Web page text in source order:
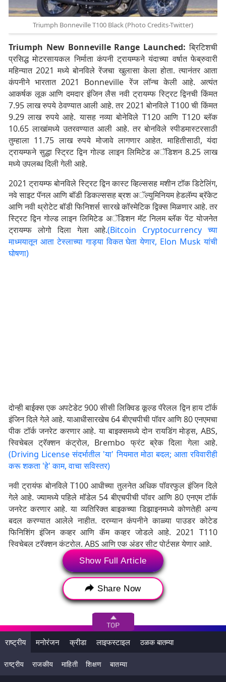
Triumph Bonneville T100 Black (Photo Credits-Twitter)
Triumph New Bonneville Range Launched: ब्रिटिशची
प्रसिद्ध मोटरसायकल निर्माता कंपनी ट्रायम्फने यंदाच्या वर्षात फेब्रुवारी
महिन्यात 2021 मध्ये बोनविले रेंजचा खुलासा केला होता. त्यानंतर आता
कंपनीने भारतात 2021 Bonneville रेंज लॉन्च केली आहे. अत्यंत
आकर्षक लूक आणि दमदार इंजिन लैस नवी ट्रायम्फ स्ट्रिट द्विनची किंमत
7.95 लाख रुपये ठेवण्यात आली आहे. तर 2021 बोनविले T100 ची किंमत
9.29 लाख रुपये आहे. यासह नव्या बोनेविले T120 आणि T120 ब्लॅक
10.65 लाखांमध्ये उतरवण्यात आली आहे. तर बोनविले स्पीडमास्टरसाठी
तुम्हाला 11.75 लाख रुपये मोजावे लागणार आहेत. माहितीसाठी, यंदा
ट्रायम्फने सुद्धा स्ट्रिट द्विन गोल्ड लाइन लिमिटेड अॅडिशन 8.25 लाख
मध्ये उपलब्ध दिली गेली आहे.
2021 ट्रायम्फ बोनविले स्ट्रिट द्विन कास्ट व्हिल्ससह मशीन टॉक डिटेलिंग,
नवे साइट पॅनल आणि बॉडी डिकल्ससह ब्रश अॅल्युमिनियम हेडलॅम्प ब्रॅकेट
आणि नवी थ्रोटेट बॉडी फिनिशर्स सारखे कॉस्मेटिक द्विक्स मिळणार आहे. तर
स्ट्रिट द्विन गोल्ड लाइन लिमिटेड अॅडिशन मॅट निलम ब्लॅक पेंट योजनेत
ट्रायम्फ लोगो दिला गेला आहे.(Bitcoin Cryptocurrency च्या
माध्मयातून आता टेस्लाच्या गाड्या विकत घेता येणार, Elon Musk यांची
घोषणा)
दोन्ही बाईक्स एक अपटेडेट 900 सीसी लिक्विड कूल्ड पॅरेलल द्विन हाय टॉर्क
इंजिन दिले गेले आहे. याआधीसारखेच 64 बीएचपीची पॉवर आणि 80 एनएमचा
पीक टॉर्क जनरेट करणार आहे. या बाइक्समध्ये दोन रायडिंग मोड्स, ABS,
स्विचेबल ट्रॅक्शन कंट्रोल, Brembo फ्रंट ब्रेक दिला गेला आहे.
(Driving License संदर्भातील 'या' नियमात मोठा बदल; आता रविवारीही
करू शकता 'हे' काम, वाचा सविस्तर)
नवी ट्रायंफ बोनविले T100 आधीच्या तुलनेत अधिक पॉवरफुल इंजिन दिले
गेले आहे. ज्यामध्ये पहिले मॉडेल 54 बीएचपीची पॉवर आणि 80 एनएम टॉर्क
जनरेट करणार आहे. या व्यतिरिक्त बाइकच्या डिझाइनमध्ये कोणतेही अन्य
बदल करण्यात आलेले नाहीत. दरम्यान कंपनीने काळ्या पाउडर कोटेड
फिनिशिंग इंजिन कव्हर आणि कॅम कव्हर जोडले आहे. 2021 T110
स्विचेबल ट्रॅक्शन कंट्रोल, ABS आणि एक अंडर सीट पोर्टसह येणार आहे.
Show Full Article
Share Now
राष्ट्रीय मनोरंजन क्रीडा लाइफस्टाइल ठळक बातम्या
राष्ट्रीय राजकीय माहिती शिक्षण बातम्या